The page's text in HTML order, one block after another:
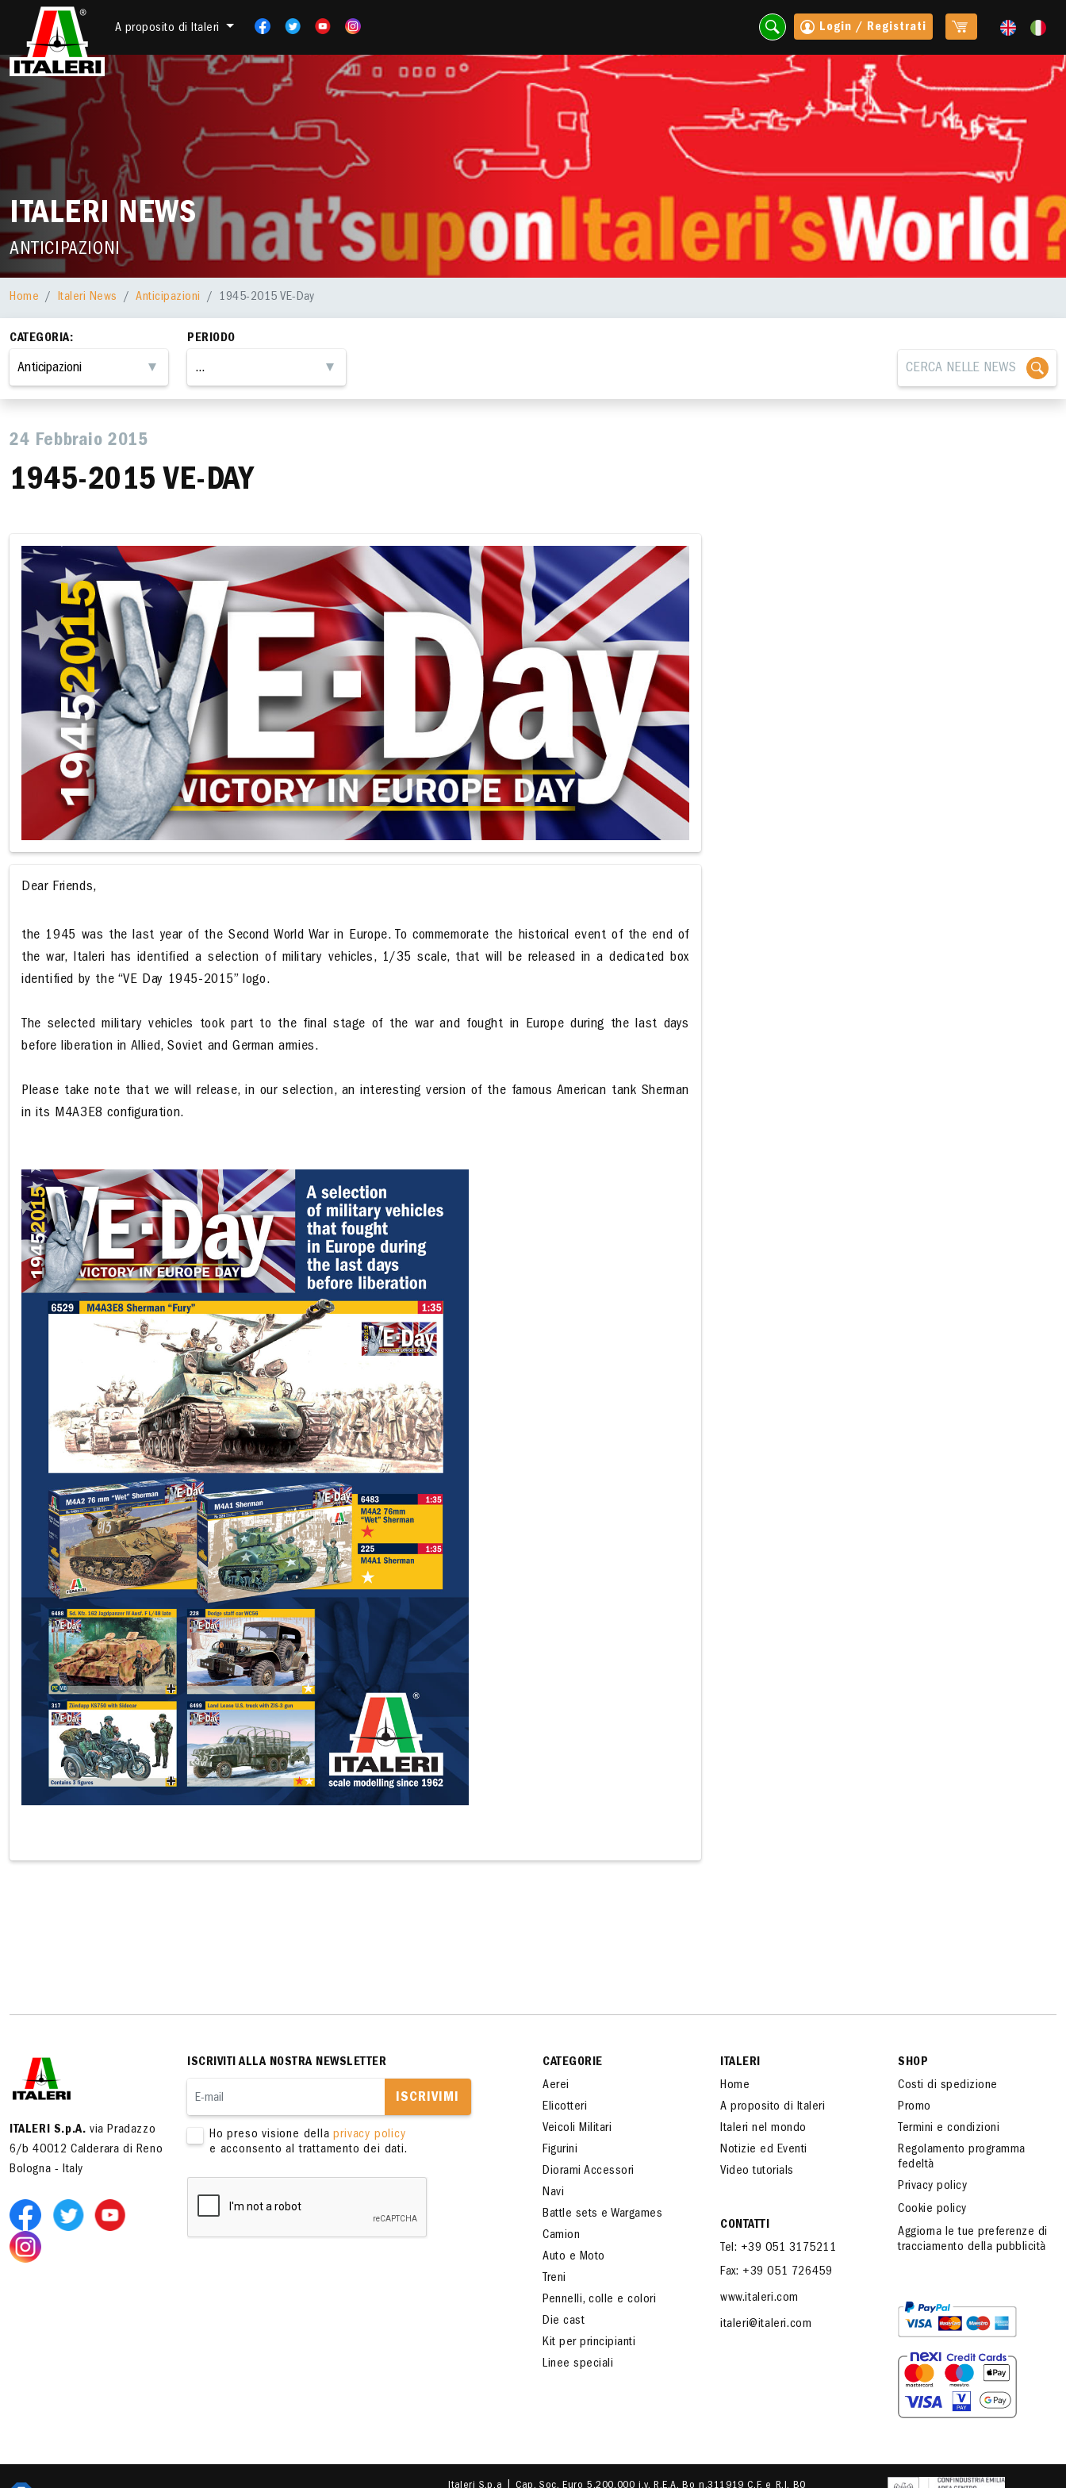
A proposito di Italeri Login / Registrati
ITALERI NEWS
ANTICIPAZIONI
Home Italeri News Anticipazioni 1945-2015 VE-Day
CATEGORIA: PERIODO
24 Febbraio 2015
1945-2015 VE-DAY
Dear Friends,
the 1945 was the last year of the Second World War in Europe. To commemorate the historical event of the end of
the war, Italeri has identified a selection of military vehicles, 1/35 scale, that will be released in a dedicated box
identified by the “VE Day 1945-2015” logo.
The selected military vehicles took part to the final stage of the war and fought in Europe during the last days
before liberation in Allied, Soviet and German armies.
Please take note that we will release, in our selection, an interesting version of the famous American tank Sherman
in its M4A3E8 configuration.
ITALERI S.p.A. via Pradazzo
6/b 40012 Calderara di Reno
Bologna - Italy
ISCRIVITI ALLA NOSTRA NEWSLETTER
ISCRIVIMI
Ho preso visione dellaprivacy policy
e acconsento al trattamento dei dati.
CATEGORIE
Aerei
Elicotteri
Veicoli Militari
Figurini
Diorami Accessori
Navi
Battle sets e Wargames
Camion
Auto e Moto
Treni
Pennelli, colle e colori
Die cast
Kit per principianti
Linee speciali
ITALERI
Home
A proposito di Italeri
Italeri nel mondo
Notizie ed Eventi
Video tutorials
CONTATTI
Tel: +39 051 3175211
Fax: +39 051 726459
www.italeri.com
italeri@italeri.com
SHOP
Costi di spedizione
Promo
Termini e condizioni
Regolamento programma
fedeltà
Privacy policy
Cookie policy
Aggiorna le tue preferenze di
tracciamento della pubblicità
Italeri S.p.a | Cap. Soc. Euro 5.200.000 i.v. R.E.A. Bo n.311919 C.F. e R.I. BO